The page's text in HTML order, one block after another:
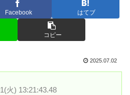
Facebook はてブ
コピー
2025.07.02
火) 13:21:43.48